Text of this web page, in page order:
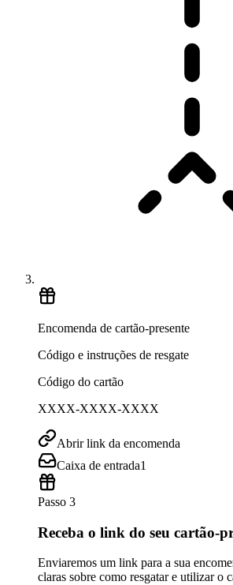
Encomenda de cartão-presente
Código e instruções de resgate
Código do cartão
XXXX-XXXX-XXXX
Abrir link da encomenda
Caixa de entrada1
Passo 3
Receba o link do seu cartão-
Enviaremos um link para a sua
claras sobre como resgatar e utilizar o